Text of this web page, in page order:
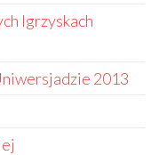
Igrzyskach
2013